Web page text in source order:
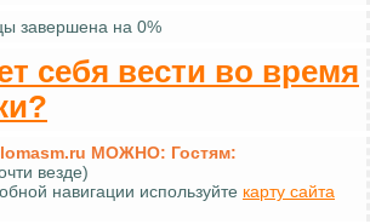
завершена на 0%
себя вести во время
МОЖНО: Гостям:
везде)
навигации используйте карту сайта